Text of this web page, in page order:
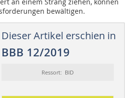
an einem Strang ziehen, können
bewältigen.
Dieser Artikel erschien in
BBB 12/2019
Ressort: BID